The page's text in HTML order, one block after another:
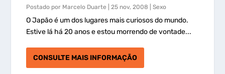
Postado por Marcelo Duarte |25 nov, 2008 |Sexo
O Japão é um dos lugares mais curiosos do mundo.
Estive lá há 20 anos e estou morrendo de vontade...
CONSULTE MAIS INFORMAÇÃO